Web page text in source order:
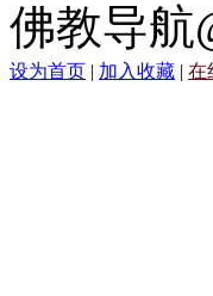
佛教导航
设为首页 | 加入收藏 | 在